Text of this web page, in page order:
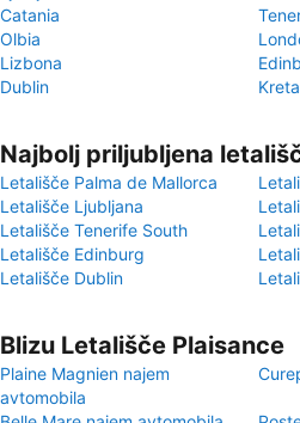
Catania
Olbia
Lizbona
Dublin
Kreta
Najbolj priljubljena
Letališče Palma de Mallorca
Letališče Ljubljana
Letališče Tenerife South
Letališče Edinburg
Letališče Dublin
Blizu Letališče
Plaine Magnien najem
avtomobila